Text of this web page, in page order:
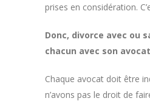
prises en considération.
Donc, divorce avec ou
chacun avec son
Chaque avocat doit être
n’avons pas le droit de